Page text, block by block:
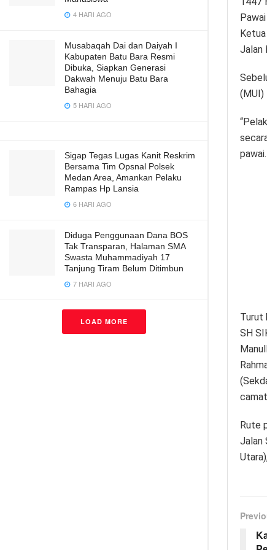
4 HARI AGO
Musabaqah Dai dan Daiyah I
Kabupaten Batu Bara Resmi
Dibuka, Siapkan Generasi
Dakwah Menuju Batu Bara
Bahagia
5 HARI AGO
Sigap Tegas Lugas Kanit Reskrim
Bersama Tim Opsnal Polsek
Medan Area, Amankan Pelaku
Rampas Hp Lansia
6 HARI AGO
Diduga Penggunaan Dana BOS
Tak Transparan, Halaman SMA
Swasta Muhammadiyah 17
Tanjung Tiram Belum Ditimbun
7 HARI AGO
LOAD MORE
Jalan
(MUI)
pawai.
Turut
SH
Rute
Jalan